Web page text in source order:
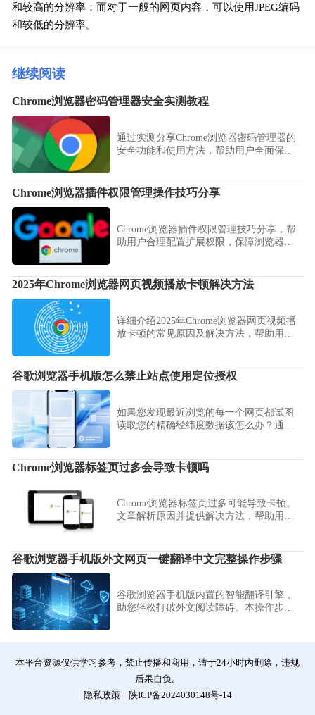
和较高的分辨率；而对于一般的网页内容，可以使用JPEG编码
和较低的分辨率。
继续阅读
Chrome浏览器密码管理器安全实测教程
通过实测分享Chrome浏览器密码管理器的
安全功能和使用方法，帮助用户全面保护
Chrome浏览器插件权限管理操作技巧分享
Chrome浏览器插件权限管理技巧分享，帮
助用户合理配置扩展权限，保障浏览器使
2025年Chrome浏览器网页视频播放卡顿解决方法
详细介绍2025年Chrome浏览器网页视频播
放卡顿的常见原因及解决方法，帮助用户
谷歌浏览器手机版怎么禁止站点使用定位授权
如果您发现最近浏览的每一个网页都试图
读取您的精确经纬度数据该怎么办？通过
Chrome浏览器标签页过多会导致卡顿吗
Chrome浏览器标签页过多可能导致卡顿。
文章解析原因并提供解决方法，帮助用户
谷歌浏览器手机版外文网页一键翻译中文完整操作步骤
谷歌浏览器手机版内置的智能翻译引擎，
助您轻松打破外文阅读障碍。本操作步骤
本平台资源仅供学习参考，禁止传播和商用，请于24小时内删除，违规
后果自负。
隐私政策
陕ICP备2024030148号-14